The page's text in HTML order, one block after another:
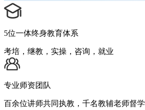
5位一体终身教育体系
考培，继教，实操，咨询，就业
专业师资团队
百余位讲师共同执教，千名教辅老师督学